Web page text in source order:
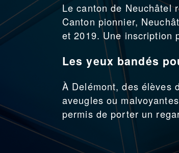
Le canton de Neuchâtel
Canton pionnier,
et 2019. Une inscription
Les yeux bandés
À Delémont, des élèves
aveugles ou
permis de porter un